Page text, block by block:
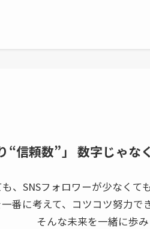
“信頼数”」 数字じゃなく
、SNSフォロワーが少なくて
番に考えて、コツコツ努力で
そんな未来を一緒に歩